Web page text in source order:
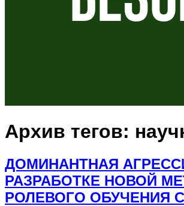
Архив тегов:
ДОМИНАНТНАЯ
РАЗРАБОТКЕ НОВОЙ
РОЛЕВОГО ОБУЧЕНИЯ